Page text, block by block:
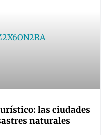
las ciudades
naturales